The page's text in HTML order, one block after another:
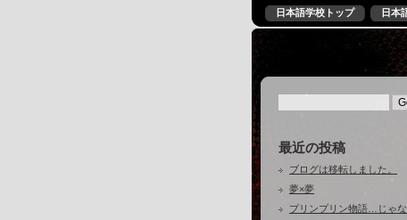
日本語学校トップ 日本
最近の投稿
ブログは移転しました。
夢×夢
プリンプリン物語…じゃな